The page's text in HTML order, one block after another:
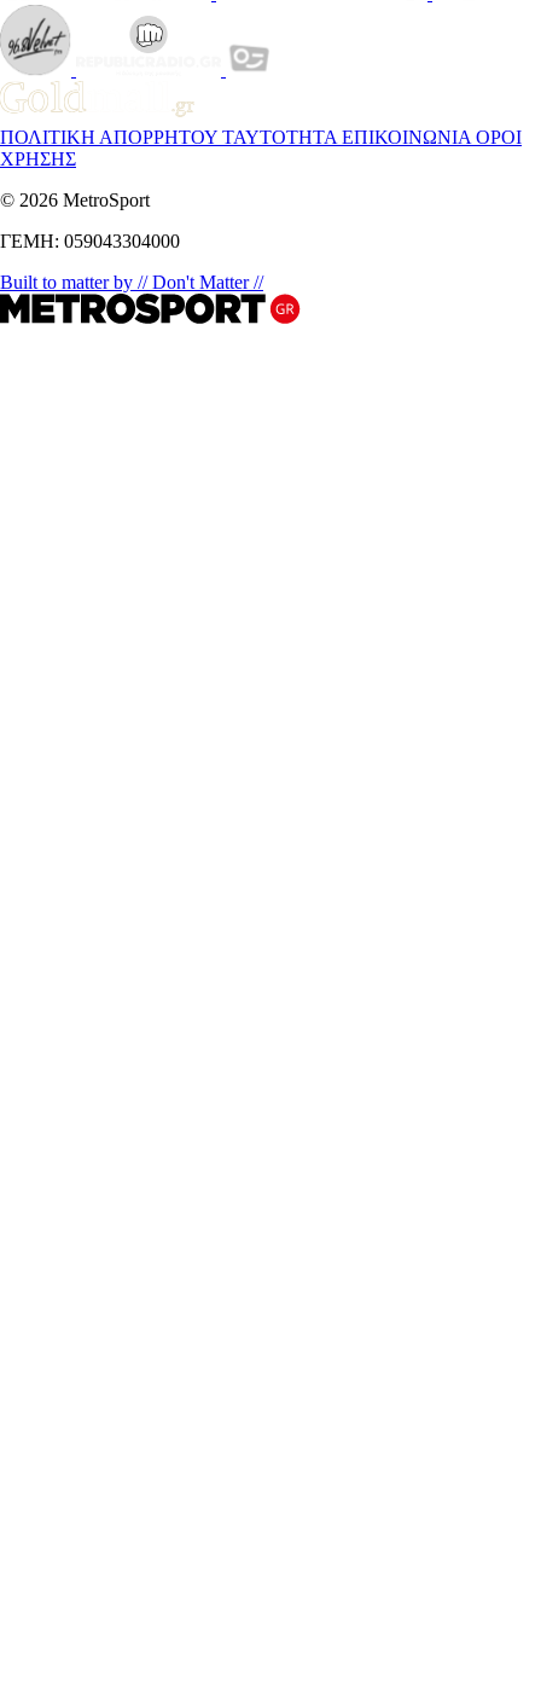
ΠΟΛΙΤΙΚΗ ΑΠΟΡΡΗΤΟΥ ΤΑΥΤΟΤΗΤΑ ΕΠΙΚΟΙΝΩΝΙΑ ΟΡΟΙ
ΧΡΗΣΗΣ
© 2026 MetroSport
ΓΕΜΗ: 059043304000
Built to matter by // Don't Matter //